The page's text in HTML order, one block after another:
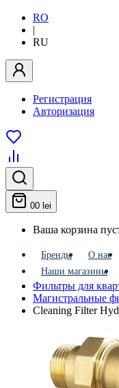
RO
|
RU
Регистрация
Авторизация
00 lei
Ваша корзина
Бренды О нас
Наши магазины
Фильтры для
Магистральные
Cleaning Filter